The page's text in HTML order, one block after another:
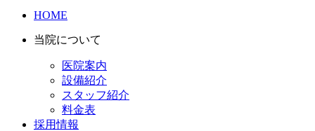
HOME
当院について
医院案内
設備紹介
スタッフ紹介
料金表
採用情報